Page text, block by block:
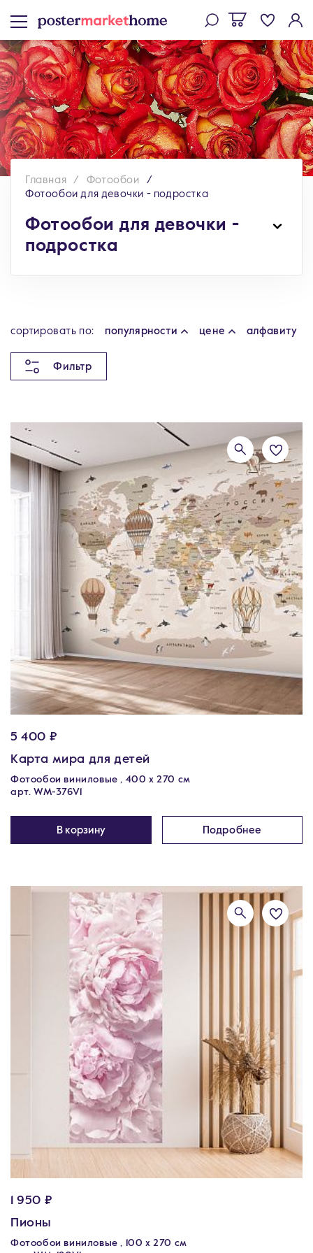
Главная
Фотообои
Фотообои для девочки - подростка
Фотообои для девочки -
подростка
cортировать по: популярности цене алфавиту
Фильтр
5 400 ₽
Карта мира для детей
Фотообои виниловые , 400 х 270 см
арт. WM-376V1
В корзину Подробнее
1 950 ₽
Пионы
Фотообои виниловые , 100 x 270 см